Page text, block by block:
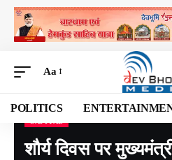
Aa
POLITICS
Devbhoomi Media>Blog>NATIONAL>
शौर्य दिवस पर